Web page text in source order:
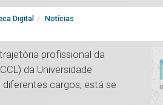
Digital
Notícias
profissional da
da Universidade
cargos, está se